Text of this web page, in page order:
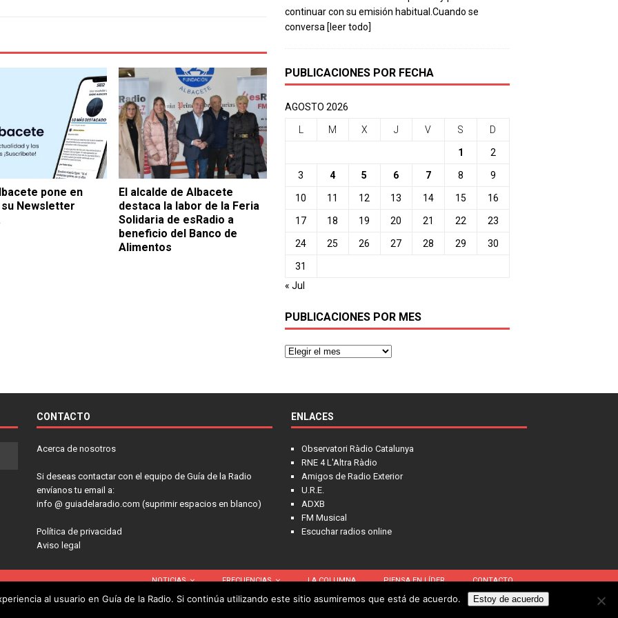
pone en
Newsletter
El alcalde de Albacete
destaca la labor de la Feria
Solidaria de esRadio a
beneficio del Banco de
Alimentos
continuar con su emisión habitual.Cuando se
conversa [leer todo]
PUBLICACIONES POR FECHA
AGOSTO 2026
L M X J V S D
1 2
3 4 5 6 7 8 9
10 11 12 13 14 15 16
17 18 19 20 21 22 23
24 25 26 27 28 29 30
31
« Jul
PUBLICACIONES POR MES
CONTACTO
Acerca de nosotros
Si deseas contactar con el equipo de Guía de la Radio
envíanos tu email a:
info @ guiadelaradio.com (suprimir espacios en blanco)
Política de privacidad
Aviso legal
ENLACES
Observatori Ràdio Catalunya
RNE 4 L'Altra Ràdio
Amigos de Radio Exterior
U.R.E.
ADXB
FM Musical
Escuchar radios online
NOTICIAS FRECUENCIAS LA COLUMNA PIENSA EN LÍDER CONTACTO
al usuario en Guía de la Radio. Si continúa utilizando este sitio asumiremos que está de acuerdo. Estoy de acuerdo